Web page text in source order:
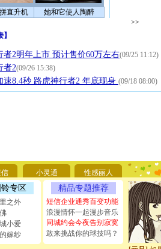
直升机 她和它使人陶醉
>>
】
者2明年上市 预计售价60万左右(09/25 11:12)
者2(09/26 15:38)
速8.4秒 路虎神行者2 年底现身 (09/18 08:00)
小灵通 性感丽人
专区
之外
小爱
嫁纱
精品专题推荐
短信企业通秀百变功能
浪漫情怀一起漫步音乐
同城约会今夜告别寂寞
敢来挑战你的球技吗？
[圣诞节]
能正大
天都要快
[圣诞节]
如意,快
[元旦]看
断电。爱
你是我专
[元旦]如